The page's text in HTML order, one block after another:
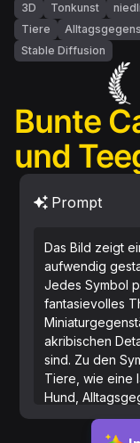
3D
Tonkunst
Tiere
Stable Diffusion
Bunte
und
Prompt
Das Bild zeigt
aufwendig
Jedes Symbol
fantasievolles
akribischen
sind. Zu den
Tiere, wie eine
Hund,
ein Buch sowie
kleines